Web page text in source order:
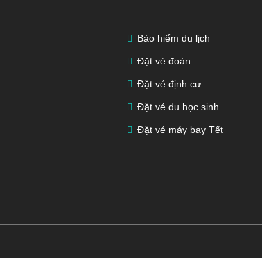
Bảo hiểm du lịch
Đặt vé đoàn
Đặt vé định cư
Đặt vé du học sinh
Đặt vé máy bay Tết